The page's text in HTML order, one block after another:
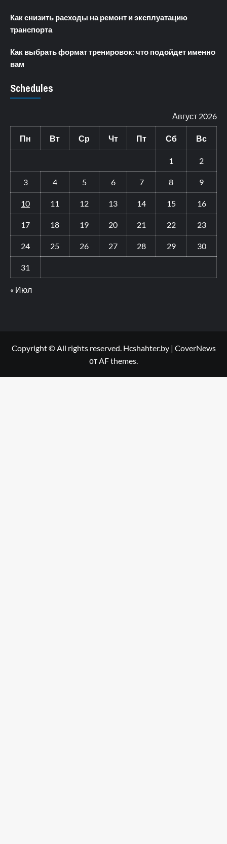
Как снизить расходы на ремонт и эксплуатацию
транспорта
Как выбрать формат тренировок: что подойдет именно
вам
Schedules
Август 2026
Пн Вт Ср Чт Пт Сб Вс
1 2
3 4 5 6 7 8 9
10 11 12 13 14 15 16
17 18 19 20 21 22 23
24 25 26 27 28 29 30
31
« Июл
Copyright © All rights reserved. Hcshahter.by | CoverNews
от AF themes.